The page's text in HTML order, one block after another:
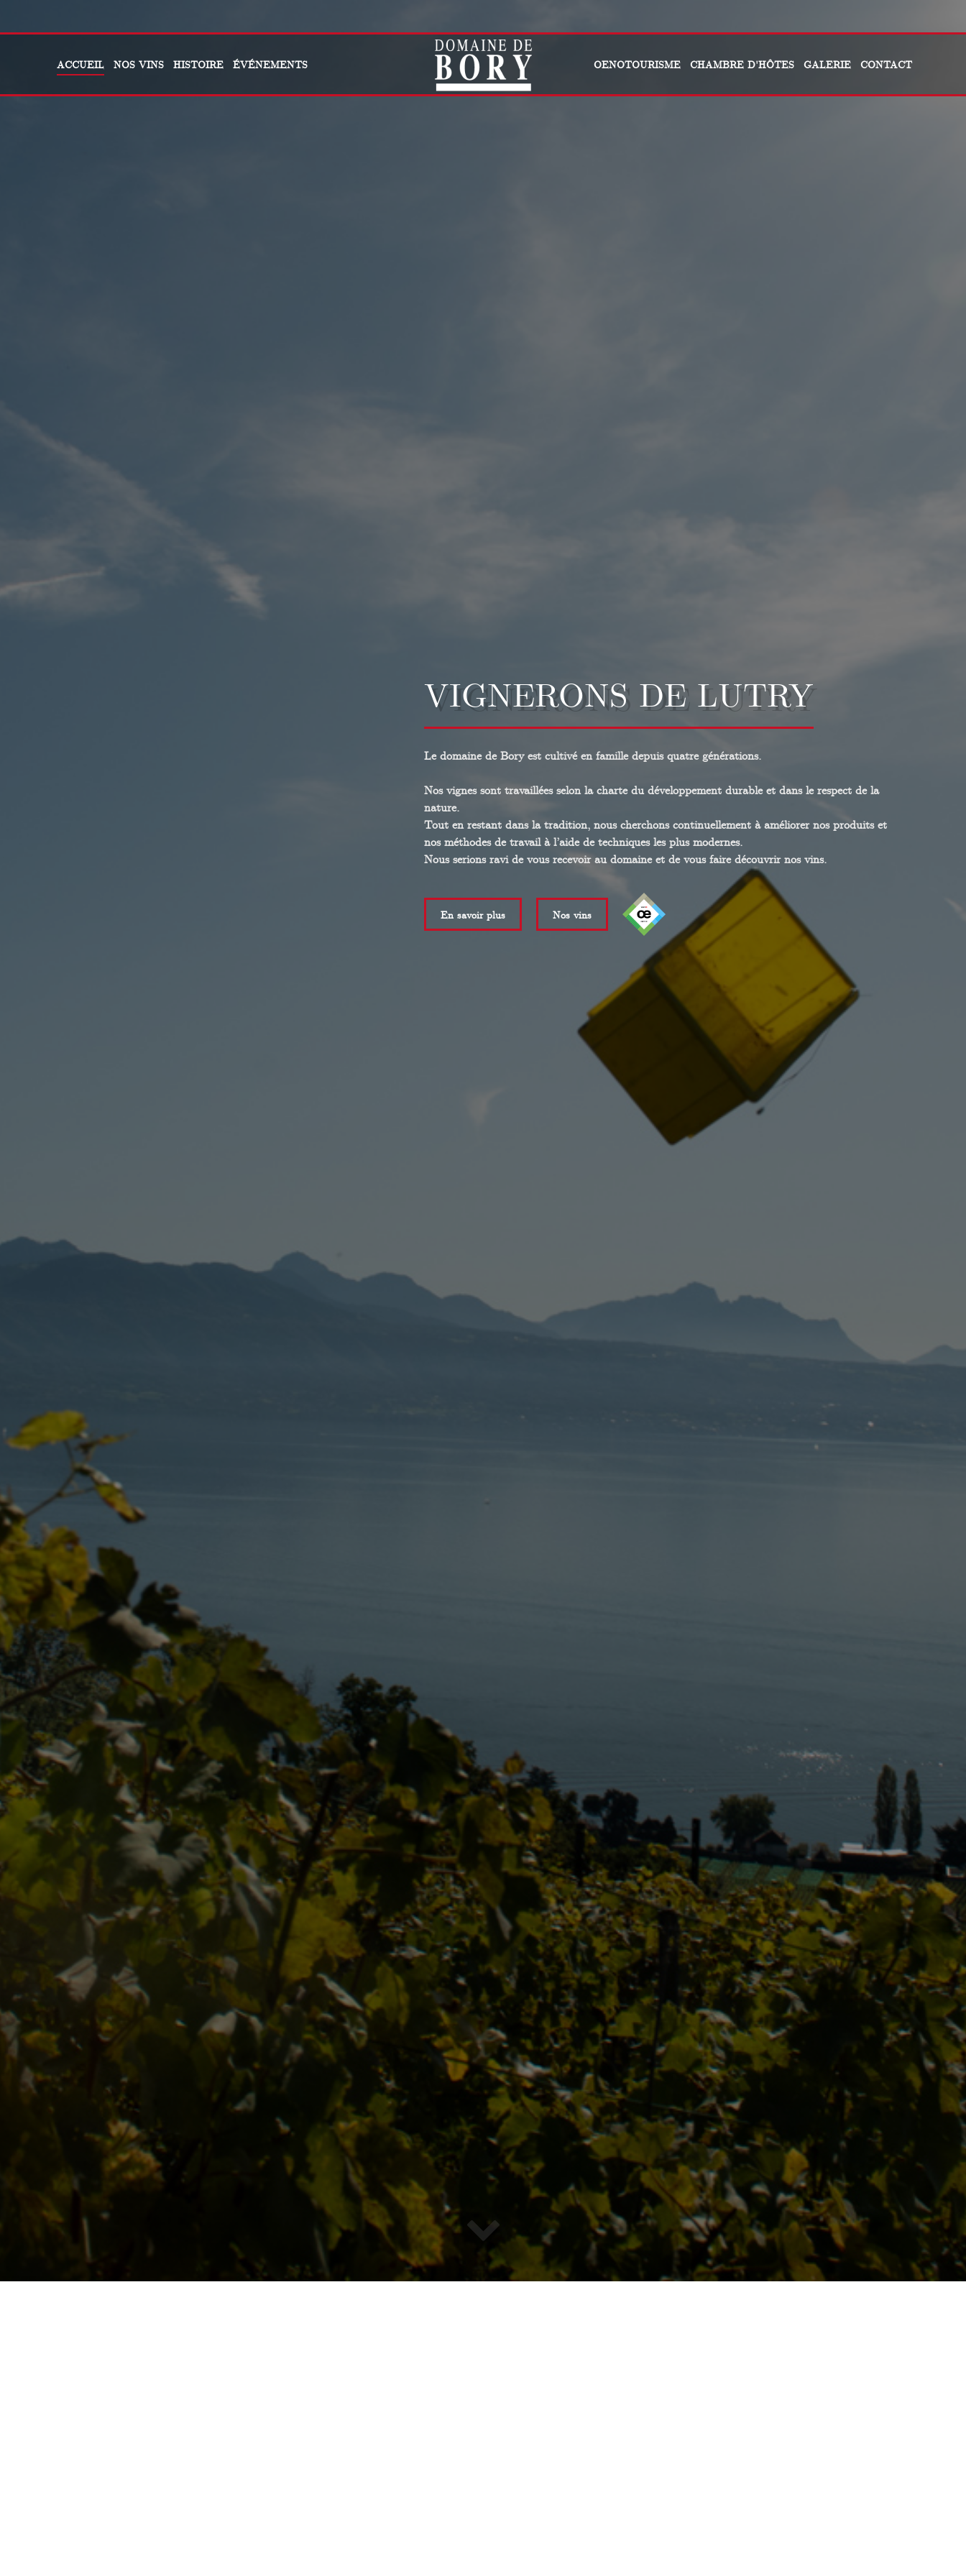
ACCUEIL NOS VINS HISTOIRE ÉVÉNEMENTS OENOTOURISME CHAMBRE D'HÔTES GALERIE CONTACT
VIGNERONS DE LUTRY
Le domaine de Bory est cultivé en famille depuis quatre générations.
Nos vignes sont travaillées selon la charte du développement durable et dans le respect de la
nature.
Tout en restant dans la tradition, nous cherchons continuellement à améliorer nos produits et
nos méthodes de travail à l’aide de techniques les plus modernes.
Nous serions ravi de vous recevoir au domaine et de vous faire découvrir nos vins.
En savoir plus Nos vins